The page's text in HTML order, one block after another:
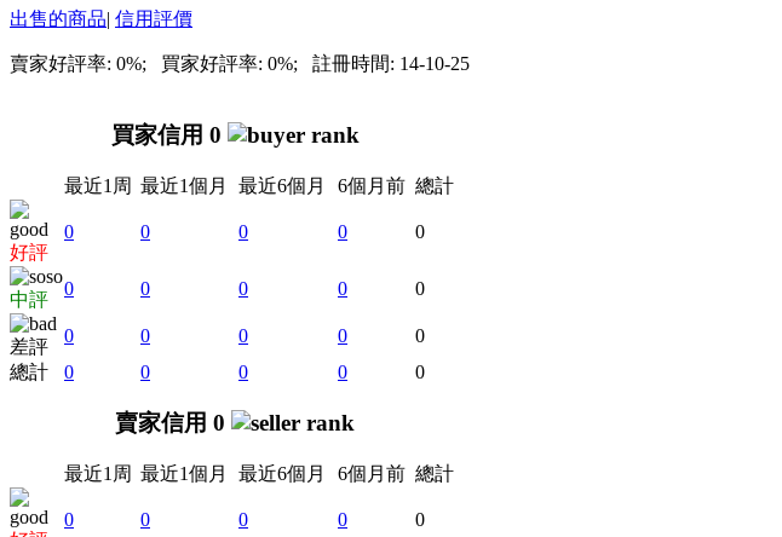
出售的商品| 信用評價
賣家好評率: 0%; 買家好評率: 0%; 註冊時間: 14-10-25
買家信用 0
最近1周 最近1個月 最近6個月 6個月前 總計
好評
0 0 0 0 0
中評
0 0 0 0 0
差評
0 0 0 0
0
總計
0 0 0 0 0
賣家信用 0
最近1周 最近1個月 最近6個月 6個月前 總計
0 0 0 0 0